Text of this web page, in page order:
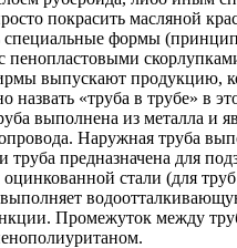
покрасить масляной
специальные формы
пенопластовыми
выпускают продукцию,
назвать «труба в трубе» в
выполнена из металла и
Наружная труба
труба предназначена для
стали (для
Промежуток между